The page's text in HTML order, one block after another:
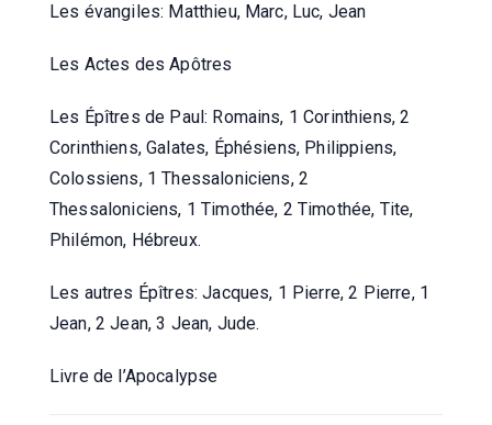
Les évangiles: Matthieu, Marc, Luc, Jean
Les Actes des Apôtres
Les Épîtres de Paul: Romains, 1 Corinthiens, 2
Corinthiens, Galates, Éphésiens, Philippiens,
Colossiens, 1 Thessaloniciens, 2
Thessaloniciens, 1 Timothée, 2 Timothée, Tite,
Philémon, Hébreux.
Les autres Épîtres: Jacques, 1 Pierre, 2 Pierre, 1
Jean, 2 Jean, 3 Jean, Jude.
Livre de l’Apocalypse